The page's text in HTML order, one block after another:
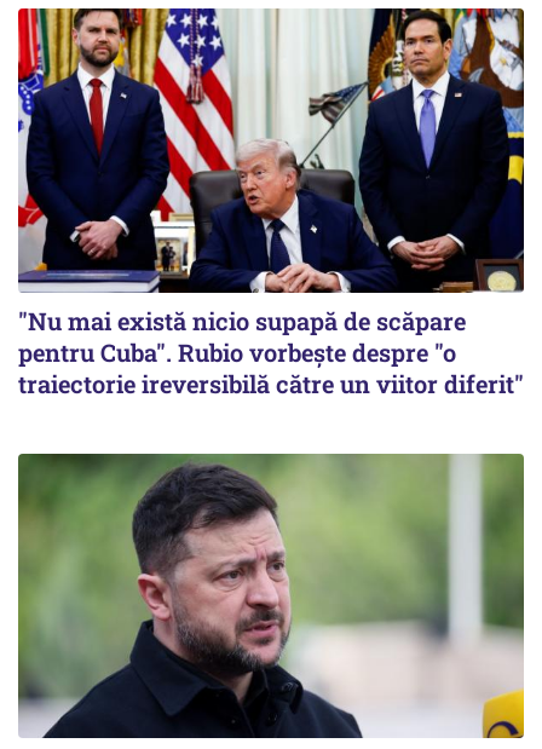
"Nu mai există nicio supapă de scăpare
pentru Cuba". Rubio vorbește despre "o
traiectorie ireversibilă către un viitor diferit"